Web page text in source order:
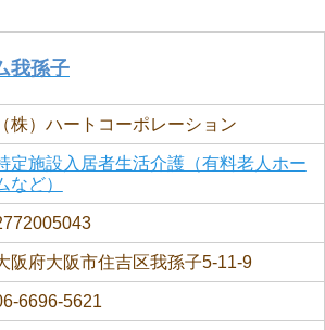
我孫子
（株）ハートコーポレーション
定施設入居者生活介護（有料老人ホー
など）
阪府大阪市住吉区我孫子5-11-9
6696-5621